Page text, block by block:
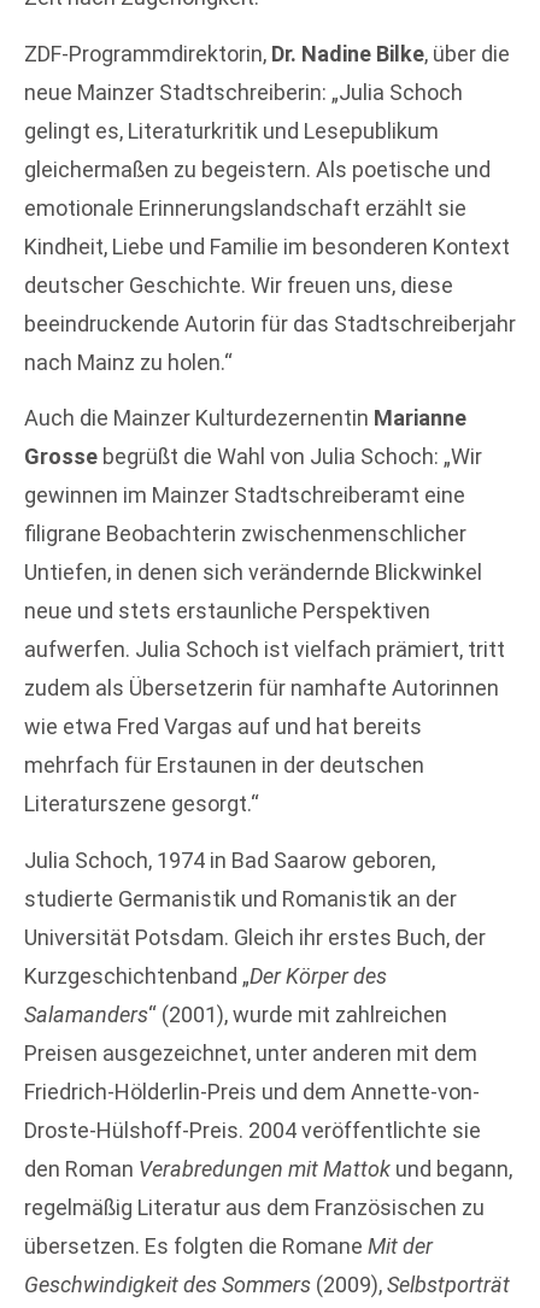
ZDF-Programmdirektorin, Dr. Nadine Bilke, über die
neue Mainzer Stadtschreiberin: „Julia Schoch
gelingt es, Literaturkritik und Lesepublikum
gleichermaßen zu begeistern. Als poetische und
emotionale Erinnerungslandschaft erzählt sie
Kindheit, Liebe und Familie im besonderen Kontext
deutscher Geschichte. Wir freuen uns, diese
beeindruckende Autorin für das Stadtschreiberjahr
nach Mainz zu holen.“
Auch die Mainzer Kulturdezernentin Marianne
Grosse begrüßt die Wahl von Julia Schoch: „Wir
gewinnen im Mainzer Stadtschreiberamt eine
filigrane Beobachterin zwischenmenschlicher
Untiefen, in denen sich verändernde Blickwinkel
neue und stets erstaunliche Perspektiven
aufwerfen. Julia Schoch ist vielfach prämiert, tritt
zudem als Übersetzerin für namhafte Autorinnen
wie etwa Fred Vargas auf und hat bereits
mehrfach für Erstaunen in der deutschen
Literaturszene gesorgt.“
Julia Schoch, 1974 in Bad Saarow geboren,
studierte Germanistik und Romanistik an der
Universität Potsdam. Gleich ihr erstes Buch, der
Kurzgeschichtenband „Der Körper des
Salamanders“ (2001), wurde mit zahlreichen
Preisen ausgezeichnet, unter anderen mit dem
Friedrich-Hölderlin-Preis und dem Annette-von-
Droste-Hülshoff-Preis. 2004 veröffentlichte sie
den Roman Verabredungen mit Mattok und begann,
regelmäßig Literatur aus dem Französischen zu
übersetzen. Es folgten die Romane Mit der
Geschwindigkeit des Sommers (2009),Selbstporträt